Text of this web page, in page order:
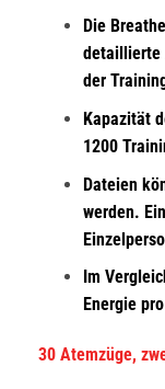
Die
detaillierte
der
Kapazität
1200
Dateien
werden.
Im
Energie
30 Atemzüge,